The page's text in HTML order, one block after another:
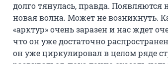
долго тянулась, правда.
новая волна. Может не возникнуть.
«арктур» очень заразен и нас ждет
что он уже достаточно
он уже циркулировал в целом ряде